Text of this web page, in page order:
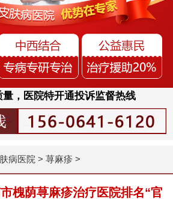
量，医院特开通投诉监督热线
病医院 > 荨麻疹 >
槐荫荨麻疹治疗医院排名“官